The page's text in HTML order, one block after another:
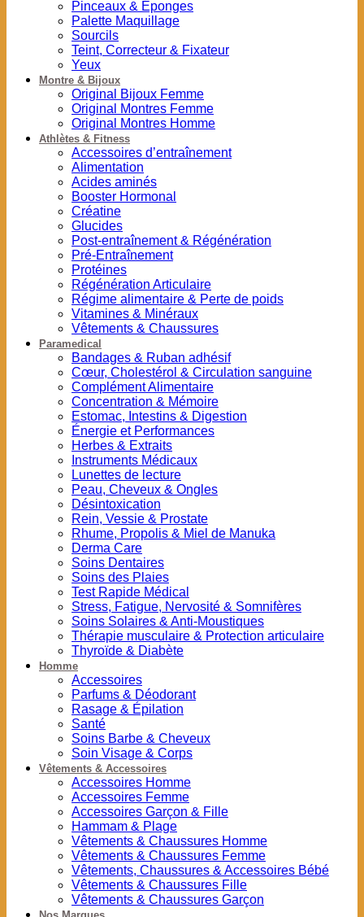
Pinceaux & Éponges
Palette Maquillage
Sourcils
Teint, Correcteur & Fixateur
Yeux
Montre & Bijoux
Original Bijoux Femme
Original Montres Femme
Original Montres Homme
Athlètes & Fitness
Accessoires d’entraînement
Alimentation
Acides aminés
Booster Hormonal
Créatine
Glucides
Post-entraînement & Régénération
Pré-Entraînement
Protéines
Régénération Articulaire
Régime alimentaire & Perte de poids
Vitamines & Minéraux
Vêtements & Chaussures
Paramedical
Bandages & Ruban adhésif
Cœur, Cholestérol & Circulation sanguine
Complément Alimentaire
Concentration & Mémoire
Estomac, Intestins & Digestion
Énergie et Performances
Herbes & Extraits
Instruments Médicaux
Lunettes de lecture
Peau, Cheveux & Ongles
Désintoxication
Rein, Vessie & Prostate
Rhume, Propolis & Miel de Manuka
Derma Care
Soins Dentaires
Soins des Plaies
Test Rapide Médical
Stress, Fatigue, Nervosité & Somnifères
Soins Solaires & Anti-Moustiques
Thérapie musculaire & Protection articulaire
Thyroïde & Diabète
Homme
Accessoires
Parfums & Déodorant
Rasage & Épilation
Santé
Soins Barbe & Cheveux
Soin Visage & Corps
Vêtements & Accessoires
Accessoires Homme
Accessoires Femme
Accessoires Garçon & Fille
Hammam & Plage
Vêtements & Chaussures Homme
Vêtements & Chaussures Femme
Vêtements, Chaussures & Accessoires Bébé
Vêtements & Chaussures Fille
Vêtements & Chaussures Garçon